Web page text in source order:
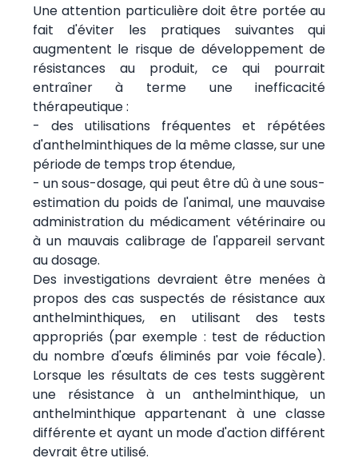
Une attention particulière doit être portée au
fait d'éviter les pratiques suivantes qui
augmentent le risque de développement de
résistances au produit, ce qui pourrait
entraîner à terme une inefficacité
thérapeutique :
- des utilisations fréquentes et répétées
d'anthelminthiques de la même classe, sur une
période de temps trop étendue,
- un sous-dosage, qui peut être dû à une sous-
estimation du poids de l'animal, une mauvaise
administration du médicament vétérinaire ou
à un mauvais calibrage de l'appareil servant
au dosage.
Des investigations devraient être menées à
propos des cas suspectés de résistance aux
anthelminthiques, en utilisant des tests
appropriés (par exemple : test de réduction
du nombre d'œufs éliminés par voie fécale).
Lorsque les résultats de ces tests suggèrent
une résistance à un anthelminthique, un
anthelminthique appartenant à une classe
différente et ayant un mode d'action différent
devrait être utilisé.